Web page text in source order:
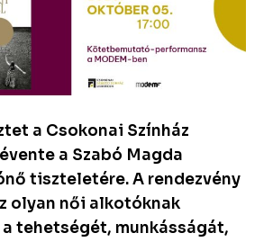
a Csokonai Színház
a Szabó Magda
tiszteletére. A rendezvény
olyan női alkotóknak
tehetségét, munkásságát,